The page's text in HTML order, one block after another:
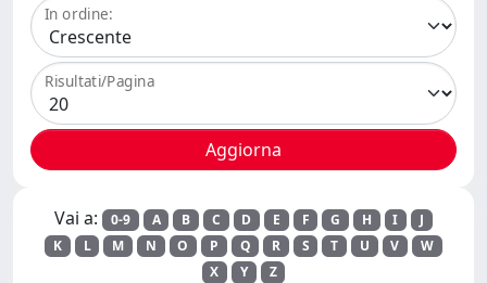
In ordine:
Risultati/Pagina
Vai a: 0-9 A B C D E F G H I
J
K
L M N O P Q R S T U V
W
X
Y Z